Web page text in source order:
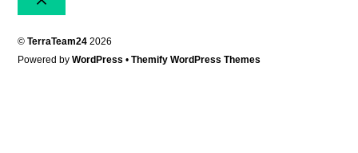
©TerraTeam24 2026
Powered byWordPress •Themify WordPress Themes